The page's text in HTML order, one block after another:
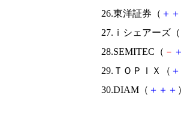
26.東洋証券（ ＋ ＋
27.ｉシェアーズ（
28.SEMITEC（ －
29.ＴＯＰＩＸ（ ＋
30.DIAM（ ＋ ＋ ＋